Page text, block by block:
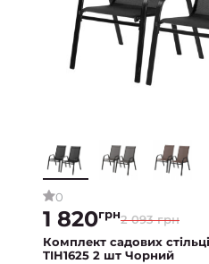
0
2 093 грн
1 820грн
Комплект садових
TIH1625 2 шт Чорний